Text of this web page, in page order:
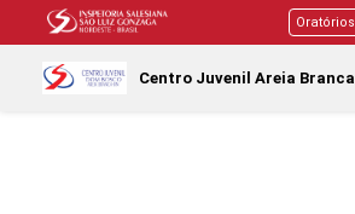
Centro Juvenil Areia Branca